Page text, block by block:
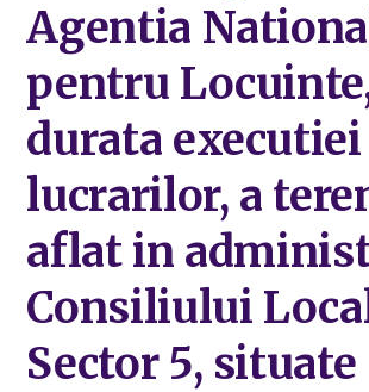
Agentia
pentru
durata executiei
lucrarilor, a
aflat in
Consiliului
Sector 5, situate